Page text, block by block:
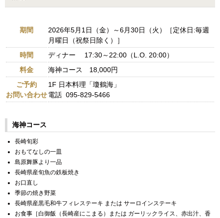
期間
2026年5月1日（金）～6月30日（火）［定休日:毎週
月曜日（祝祭日除く）］
時間
ディナー 17:30～22:00（L.O. 20:00）
料金
海神コース 18,000円
ご予約
お問い合わせ
1F 日本料理「瓊鶴海」
電話 095-829-5466
海神コース
長崎旬彩
おもてなしの一皿
島原舞豚より一品
長崎県産旬魚の鉄板焼き
お口直し
季節の焼き野菜
長崎県産黒毛和牛フィレステーキ または サーロインステーキ
お食事［白御飯（長崎産にこまる）または ガーリックライス、赤出汁、香